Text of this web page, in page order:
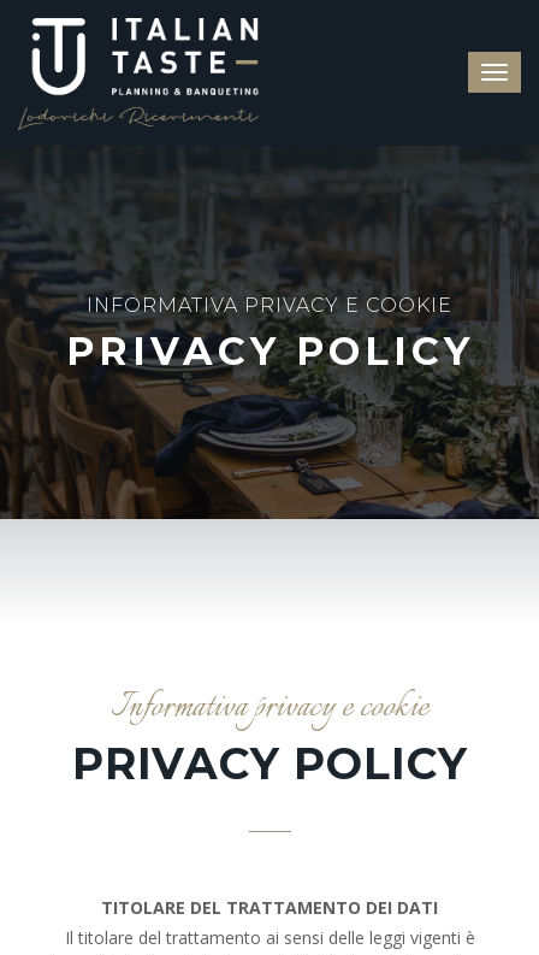
INFORMATIVA PRIVACY E COOKIE
PRIVACY POLICY
Informativa privacy e cookie
PRIVACY POLICY
TITOLARE DEL TRATTAMENTO DEI DATI
Il titolare del trattamento ai sensi delle leggi vigenti è